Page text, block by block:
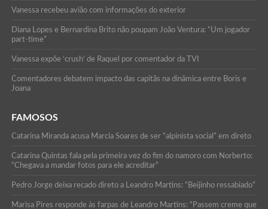
Vanessa recebeu avião com informações do exterior
Diana Lopes e Bernardina Brito não poupam João Ventura: “Um jogador
part-time”
Vanessa expõe ‘crush’ de Raquel por comentador da TVI
Comentadores debatem impacto das capitãs na dinâmica entre Boris e
Joana
FAMOSOS
Catarina Miranda acusa Marcia Soares de ser “alpinista social” em direto
Catarina Quintas fala pela primeira vez do fim do namoro com Norberto:
“Chegava a mandar fotos para ele acreditar”
Pedro Jorge deixa recado direto a Leandro Martins: “Beijinho ressabiado”
Marisa Pires responde às farpas de Leandro Martins: “Passem creme que